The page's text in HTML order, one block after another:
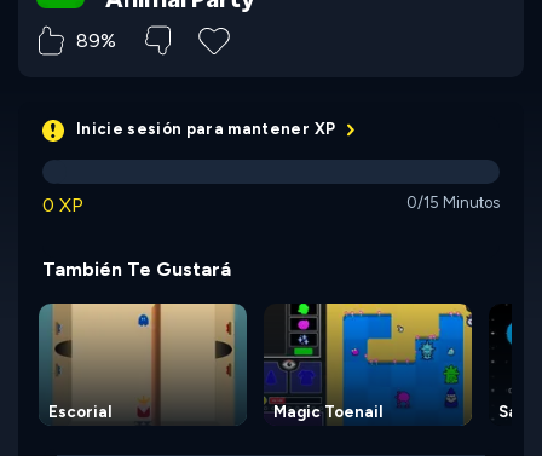
89%
Inicie sesión para mantener XP
0 XP 0/15 Minutos
También Te Gustará
Escorial Magic Toenail